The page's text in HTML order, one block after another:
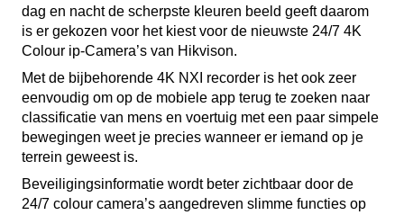
dag en nacht de scherpste kleuren beeld geeft daarom
is er gekozen voor het kiest voor de nieuwste 24/7 4K
Colour ip-Camera’s van Hikvison.
Met de bijbehorende 4K NXI recorder is het ook zeer
eenvoudig om op de mobiele app terug te zoeken naar
classificatie van mens en voertuig met een paar simpele
bewegingen weet je precies wanneer er iemand op je
terrein geweest is.
Beveiligingsinformatie wordt beter zichtbaar door de
24/7 colour camera’s aangedreven slimme functies op